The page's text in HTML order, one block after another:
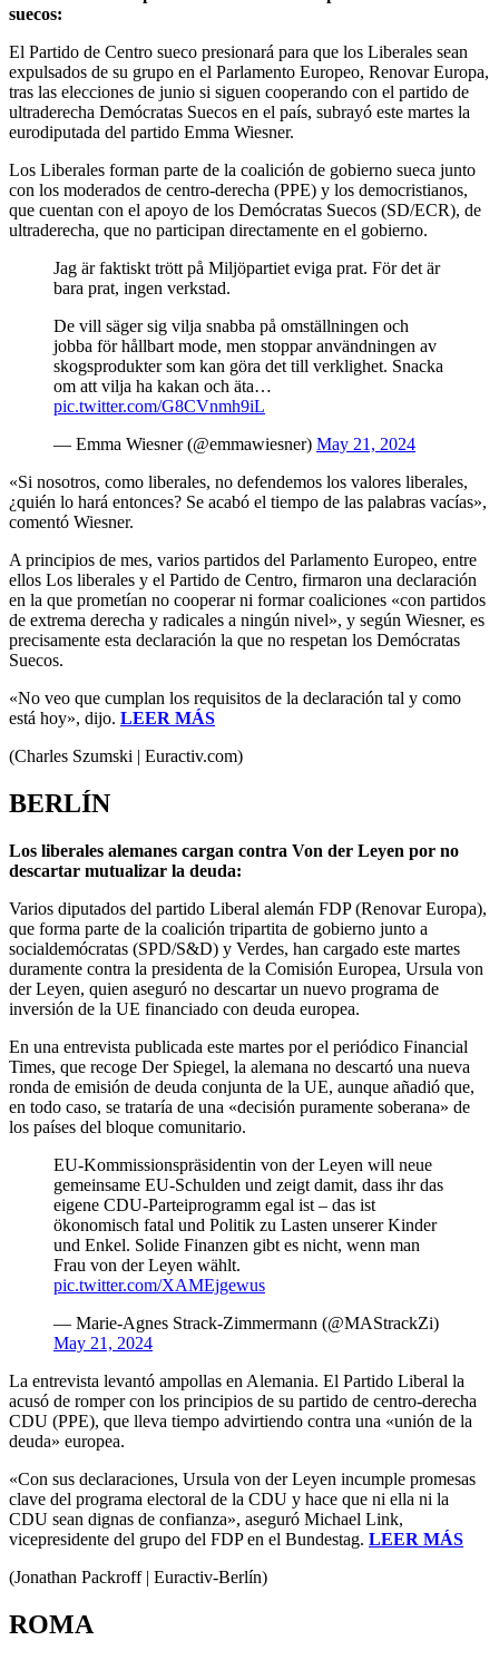
suecos:
El Partido de Centro sueco presionará para que los Liberales sean
expulsados de su grupo en el Parlamento Europeo, Renovar Europa,
tras las elecciones de junio si siguen cooperando con el partido de
ultraderecha Demócratas Suecos en el país, subrayó este martes la
eurodiputada del partido Emma Wiesner.
Los Liberales forman parte de la coalición de gobierno sueca junto
con los moderados de centro-derecha (PPE) y los democristianos,
que cuentan con el apoyo de los Demócratas Suecos (SD/ECR), de
ultraderecha, que no participan directamente en el gobierno.
Jag är faktiskt trött på Miljöpartiet eviga prat. För det är
bara prat, ingen verkstad.
De vill säger sig vilja snabba på omställningen och
jobba för hållbart mode, men stoppar användningen av
skogsprodukter som kan göra det till verklighet. Snacka
om att vilja ha kakan och äta…
pic.twitter.com/G8CVnmh9iL
— Emma Wiesner (@emmawiesner) May 21, 2024
«Si nosotros, como liberales, no defendemos los valores liberales,
¿quién lo hará entonces? Se acabó el tiempo de las palabras vacías»,
comentó Wiesner.
A principios de mes, varios partidos del Parlamento Europeo, entre
ellos Los liberales y el Partido de Centro, firmaron una declaración
en la que prometían no cooperar ni formar coaliciones «con partidos
de extrema derecha y radicales a ningún nivel», y según Wiesner, es
precisamente esta declaración la que no respetan los Demócratas
Suecos.
«No veo que cumplan los requisitos de la declaración tal y como
está hoy», dijo. LEER MÁS
(Charles Szumski | Euractiv.com)
BERLÍN
Los liberales alemanes cargan contra Von der Leyen por no
descartar mutualizar la deuda:
Varios diputados del partido Liberal alemán FDP (Renovar Europa),
que forma parte de la coalición tripartita de gobierno junto a
socialdemócratas (SPD/S&D) y Verdes, han cargado este martes
duramente contra la presidenta de la Comisión Europea, Ursula von
der Leyen, quien aseguró no descartar un nuevo programa de
inversión de la UE financiado con deuda europea.
En una entrevista publicada este martes por el periódico Financial
Times, que recoge Der Spiegel, la alemana no descartó una nueva
ronda de emisión de deuda conjunta de la UE, aunque añadió que,
en todo caso, se trataría de una «decisión puramente soberana» de
los países del bloque comunitario.
EU-Kommissionspräsidentin von der Leyen will neue
gemeinsame EU-Schulden und zeigt damit, dass ihr das
eigene CDU-Parteiprogramm egal ist – das ist
ökonomisch fatal und Politik zu Lasten unserer Kinder
und Enkel. Solide Finanzen gibt es nicht, wenn man
Frau von der Leyen wählt.
pic.twitter.com/XAMEjgewus
— Marie-Agnes Strack-Zimmermann (@MAStrackZi)
May 21, 2024
La entrevista levantó ampollas en Alemania. El Partido Liberal la
acusó de romper con los principios de su partido de centro-derecha
CDU (PPE), que lleva tiempo advirtiendo contra una «unión de la
deuda» europea.
«Con sus declaraciones, Ursula von der Leyen incumple promesas
clave del programa electoral de la CDU y hace que ni ella ni la
CDU sean dignas de confianza», aseguró Michael Link,
vicepresidente del grupo del FDP en el Bundestag. LEER MÁS
(Jonathan Packroff | Euractiv-Berlín)
ROMA